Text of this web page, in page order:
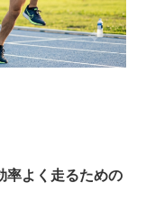
率よく走るための